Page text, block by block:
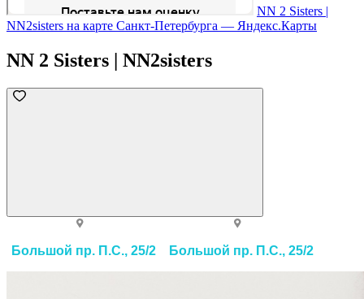
NN 2 Sisters |
NN2sisters на карте Санкт‑Петербурга — Яндекс.Карты
NN 2 Sisters | NN2sisters
Большой пр. П.С., 25/2 Большой пр. П.С., 25/2